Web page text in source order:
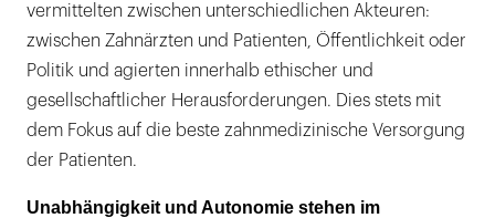
vermittelten zwischen unterschiedlichen Akteuren:
zwischen Zahnärzten und Patienten, Öffentlichkeit oder
Politik und agierten innerhalb ethischer und
gesellschaftlicher Herausforderungen. Dies stets mit
dem Fokus auf die beste zahnmedizinische Versorgung
der Patienten.
Unabhängigkeit und Autonomie stehen im